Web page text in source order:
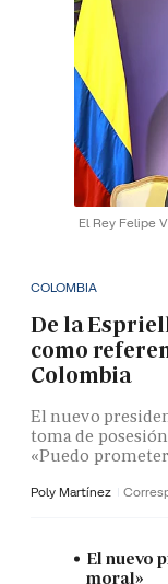
El Rey Felipe
COLOMBIA
De la
como
Colombia
El nuevo
toma de
«Puedo
Poly Martínez
El nuevo
moral»